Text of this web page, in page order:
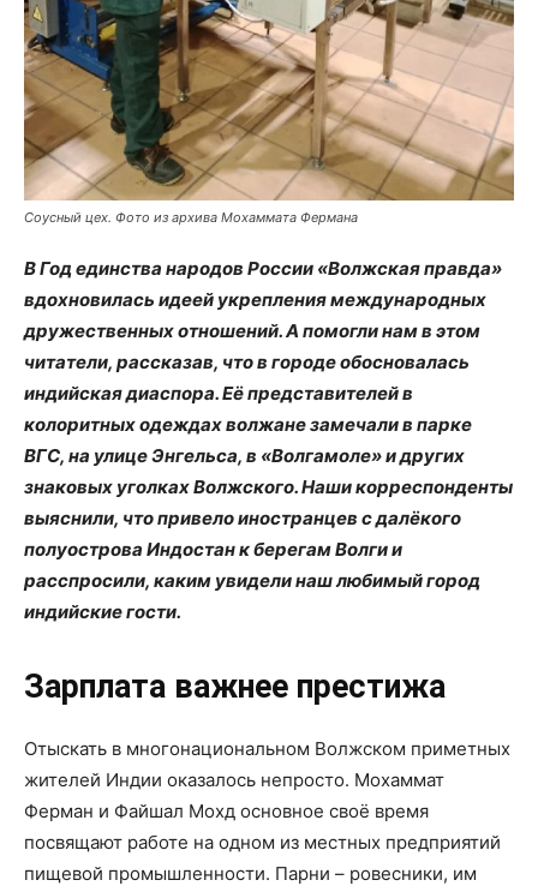
Соусный цех. Фото из архива Мохаммата Фермана
В Год единства народов России «Волжская правда»
вдохновилась идеей укрепления международных
дружественных отношений. А помогли нам в этом
читатели, рассказав, что в городе обосновалась
индийская диаспора. Её представителей в
колоритных одеждах волжане замечали в парке
ВГС, на улице Энгельса, в «Волгамоле» и других
знаковых уголках Волжского. Наши корреспонденты
выяснили, что привело иностранцев с далёкого
полуострова Индостан к берегам Волги и
расспросили, каким увидели наш любимый город
индийские гости.
Зарплата важнее престижа
Отыскать в многонациональном Волжском приметных
жителей Индии оказалось непросто. Мохаммат
Ферман и Файшал Мохд основное своё время
посвящают работе на одном из местных предприятий
пищевой промышленности. Парни – ровесники, им